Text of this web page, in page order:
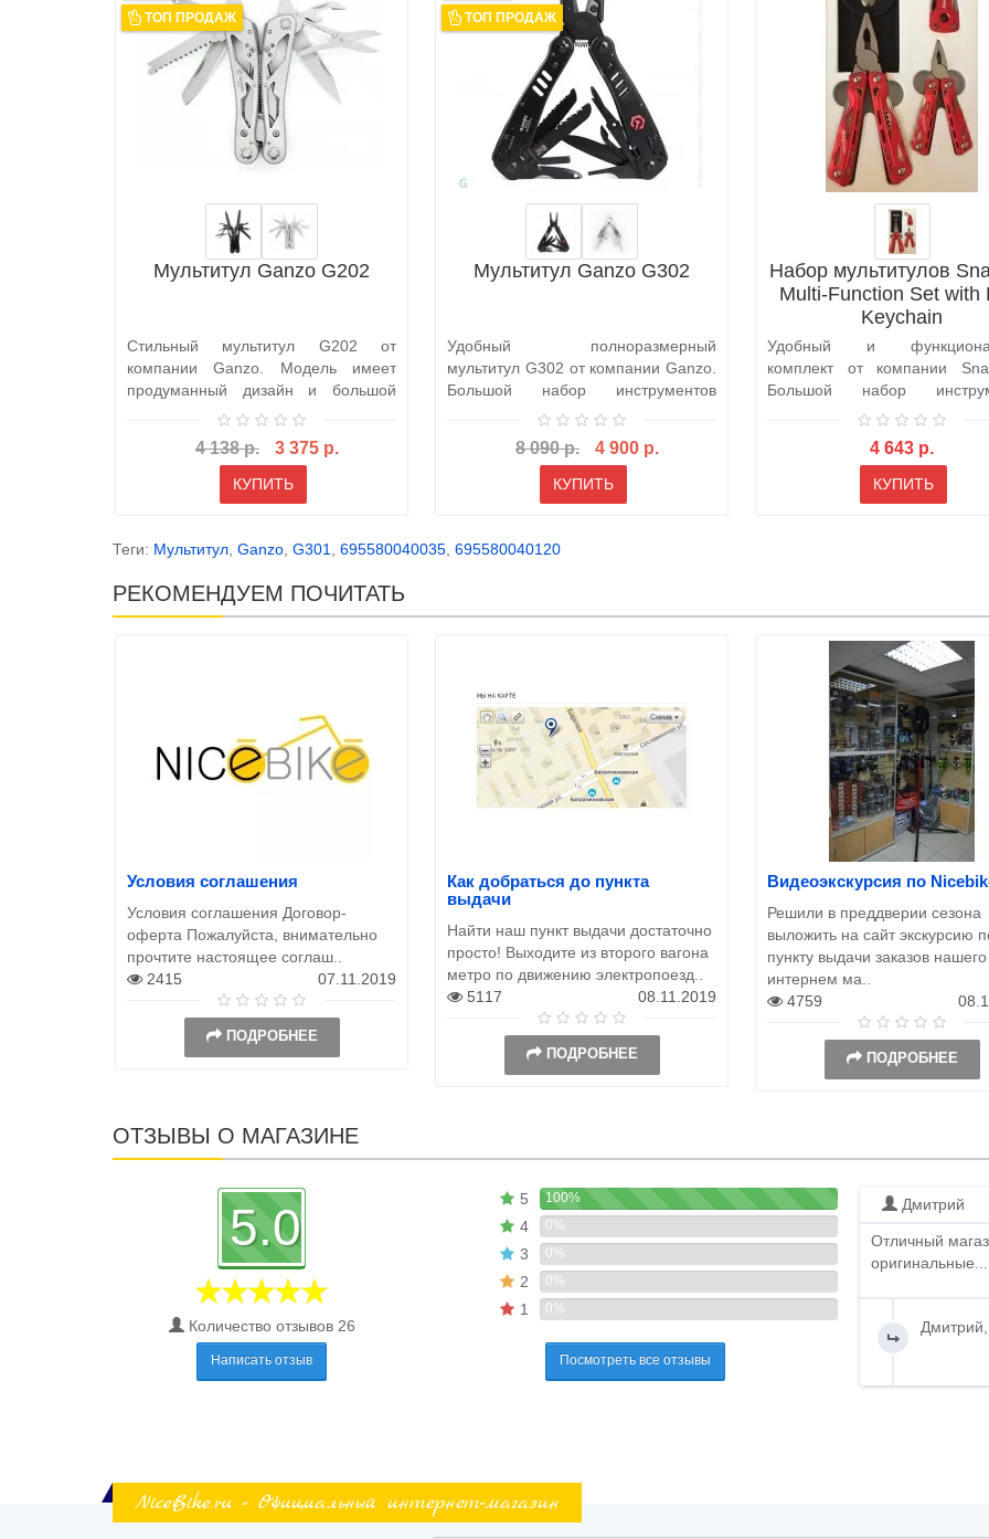
ТОП ПРОДАЖ
Мультитул Ganzo G202
Стильный мультитул G202 от
компании Ganzo. Модель имеет
продуманный дизайн и большой
набор инструмен..
4 138 р. 3 375 р.
КУПИТЬ
ТОП ПРОДАЖ
Мультитул Ganzo G302
Удобный полноразмерный
мультитул G302 от компании Ganzo.
Большой набор инструментов
позволяет исполь..
8 090 р. 4 900 р.
КУПИТЬ
Набор мультитулов
Multi-Function Set with
Keychain
Удобный и
комплект от компании
Большой набор
позволяет использо..
4 643 р.
КУПИТЬ
Теги: Мультитул Ganzo G301 695580040035 695580040120
РЕКОМЕНДУЕМ ПОЧИТАТЬ
Условия соглашения
Условия соглашения Договор-
оферта Пожалуйста, внимательно
прочтите настоящее соглаш..
2415
07.11.2019
ПОДРОБНЕЕ
Как добраться до пункта
выдачи
Найти наш пункт выдачи достаточно
просто! Выходите из второго вагона
метро по движению электропоезд..
5117
08.11.2019
ПОДРОБНЕЕ
Видеоэкскурсия по
Решили в преддверии сезона
выложить на сайт экскурсию
пункту выдачи заказов нашего
интернем ма..
4759
ПОДРОБНЕЕ
ОТЗЫВЫ О МАГАЗИНЕ
5.0
Количество отзывов 26
Написать отзыв
5 100%
4 0%
3 0%
2 0%
1 0%
Посмотреть все отзывы
Дмитрий
Отличный
оригинальные...
NiceBike.ru - Официальный интернет-магазин